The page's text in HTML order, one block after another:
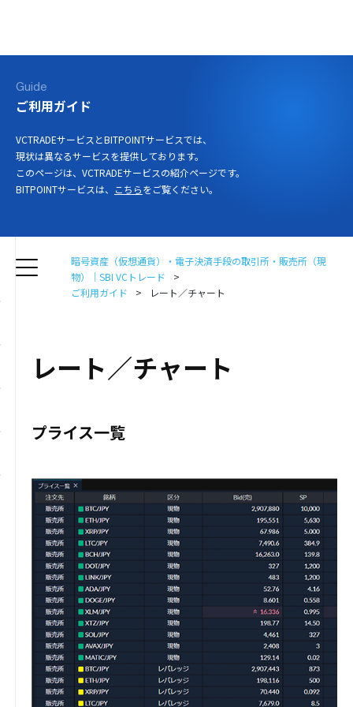
Guide
ご利用ガイド
VCTRADEサービスとBITPOINTサービスでは、
現状は異なるサービスを提供しております。
このページは、VCTRADEサービスの紹介ページです。
BITPOINTサービスは、
こちらをご覧ください。
暗号資産（仮想通貨）・電子決済手段の取引所・販売所（現
物）｜SBI VCトレード
ご利用ガイド
レート／チャート
レート／チャート
プライス一覧